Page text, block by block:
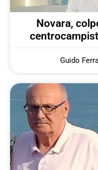
Novara,
Guido